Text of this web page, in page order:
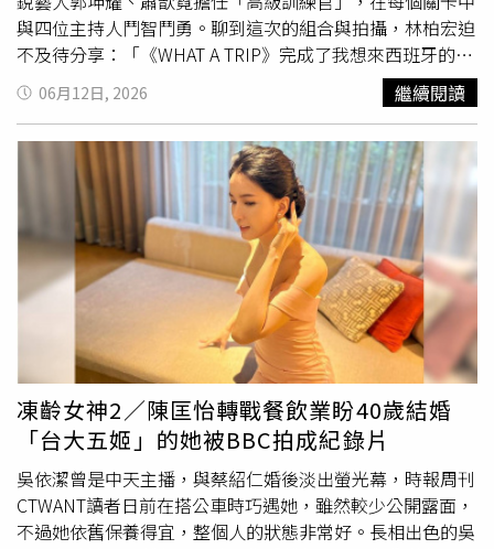
受到嚴重衝擊，眼看許多陶藝家大唱「不如歸去」紛紛另謀
他途，儘管林育賢也迫於現實而須到咖啡店打工，依然懷抱
滿腔熱血投入茶器創作，且「衣帶漸寬終不悔」從97公斤瘦
到70公斤，以迥異於其他岩礦名家風格的作品脫穎而出，繼
續沉浸在內湖偏遠的貨櫃屋內以二手窯不斷試煉，即便常有
作品燒壞打擊依然無法動搖他創作的激情，更讓我深深感
動。林育賢台灣岩礦壺作品「迷幻月步」。（圖／吳德亮攝
金門既有的歷史文化路線，而是透過年輕世代熟悉的語言與
方式重新包裝金門，讓這座島嶼有機會發展成兼具文化底蘊
與娛樂產業的國際星光娛樂海島。
與四位主持人鬥智鬥勇。聊到這次的組合與拍攝，林柏宏迫
不及待分享：「《WHAT A TRIP》完成了我想來西班牙的夢
想！這裡有深刻的歷史建築、熱情的人民與陽光。這是我們
四人第一次合作，黃宣是我們的歡樂擔當，好笑又具備語言
天份，ØZI 是細膩的觀察者，李齊則是西語、歷史及音樂的
專家。」實境秀《WHAT A TRIP出去一下》第二季正式開
拍。（圖／WHAT A TRIP提供）黃宣則透露，西班牙行是目
前兩季以來最累的一次，「李齊是出其不意的冷槍王，林柏
宏是解題王者與無敵智將，ØZI 則是活力四射的氣氛擔當，
我就像個話匣子停不下來的狂人」。ØZI笑喊像是在演逃生
電影，「兩位新加坡訓練官中，郭坤耀像進擊的巨人真人
版，蕭歆霓則是每天駕馭我們臭男生的陽光幼稚園班導！」
曾在西班牙就讀音樂學院的古典小提琴家李齊這次擔任團隊
語言擔當：「身為曾在此留學過的主持人，看到南部濃厚阿
拉伯風味的建築與最道地的佛朗明哥音樂，感觸良多。這四
人組合各有千秋，林柏宏冷靜聰明，是體力與腦力最值得信
賴的，黃宣精神百倍，ØZI充滿想法與安全感。」
06月12日, 2026 繼續閱讀
凍齡女神2／陳匡怡轉戰餐飲業盼40歲結婚
「台大五姬」的她被BBC拍成紀錄片
吳依潔曾是中天主播，與蔡紹仁婚後淡出螢光幕，時報周刊
CTWANT讀者日前在搭公車時巧遇她，雖然較少公開露面，
不過她依舊保養得宜，整個人的狀態非常好。長相出色的吳